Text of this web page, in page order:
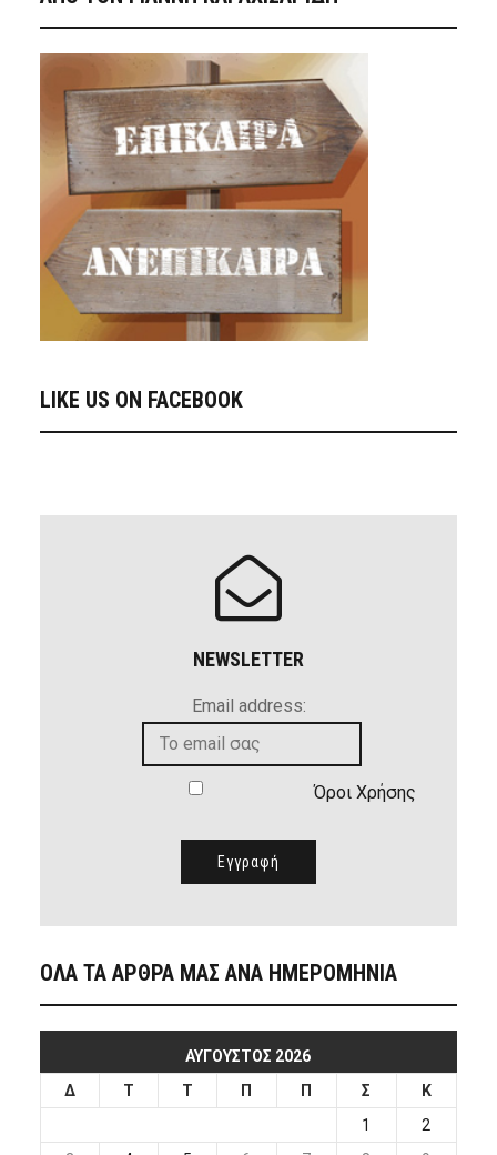
LIKE US ON FACEBOOK
NEWSLETTER
Email address:
Όροι Χρήσης
ΟΛΑ ΤΑ ΑΡΘΡΑ ΜΑΣ ΑΝΑ ΗΜΕΡΟΜΗΝΙΑ
ΑΎΓΟΥΣΤΟΣ 2026
Δ
Τ Τ Π Π Σ
Κ
1
2